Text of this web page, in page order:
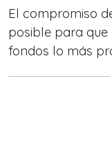
El compromiso
posible para que
fondos lo más